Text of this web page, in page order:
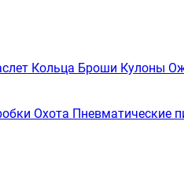
Кольца Броши Кулоны
Охота Пневматические